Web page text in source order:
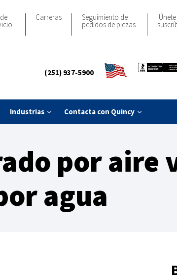
Carreras Seguimiento de
pedidos de piezas
(251) 937-5900
Industrias Contacta con Quincy
por aire
agua